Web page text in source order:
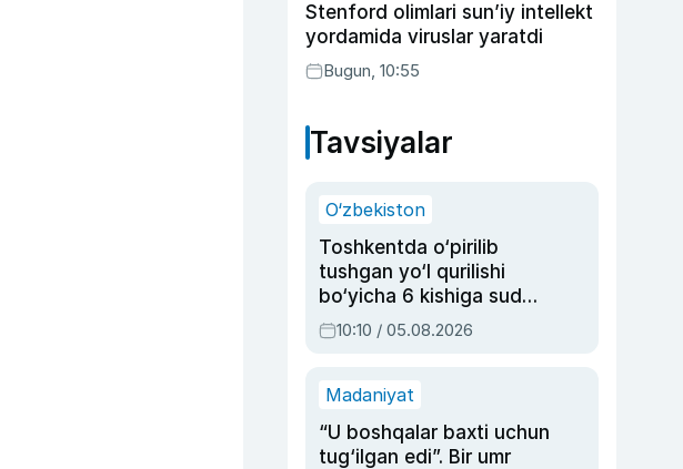
Stenford olimlari sun’iy intellekt
yordamida viruslar yaratdi
Bugun, 10:55
Tavsiyalar
O‘zbekiston
Toshkentda o‘pirilib
tushgan yo‘l qurilishi
bo‘yicha 6 kishiga sud
hukmi o‘qildi
10:10 / 05.08.2026
Madaniyat
“U boshqalar baxti uchun
tug‘ilgan edi”. Bir umr